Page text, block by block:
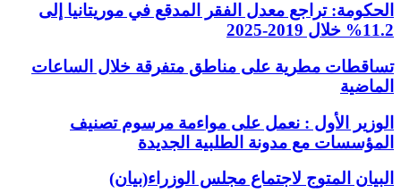
الحكومة: تراجع معدل الفقر المدقع في موريتانيا إلى
11.2% خلال 2019-2025
تساقطات مطرية على مناطق متفرقة خلال الساعات
الماضية
الوزير الأول : نعمل على مواءمة مرسوم تصنيف
المؤسسات مع مدونة الطلبية الجديدة
البيان المتوج لاجتماع مجلس الوزراء(بيان)